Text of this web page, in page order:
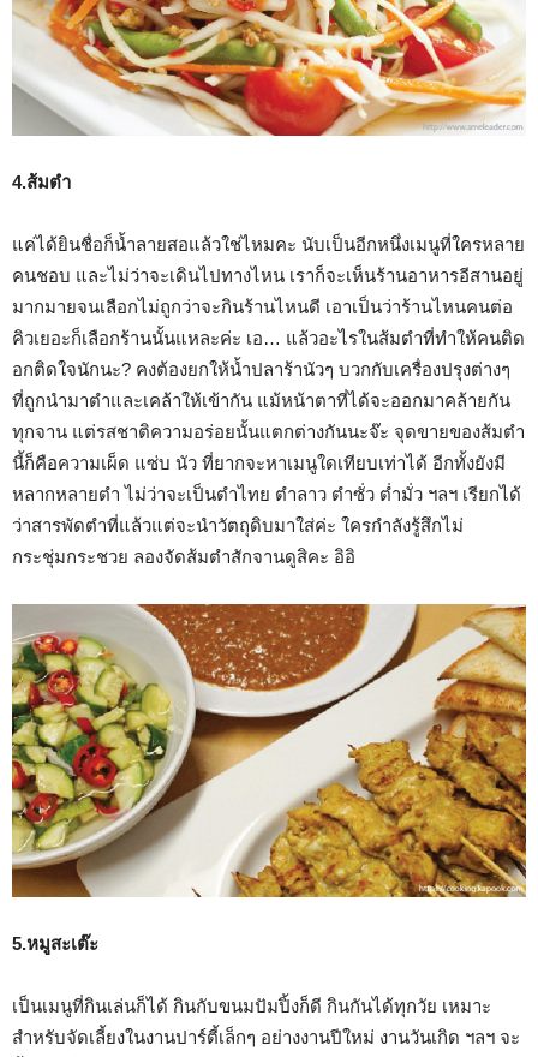
4.ส้มตำ
แค่ได้ยินชื่อก็น้ำลายสอแล้วใช่ไหมคะ นับเป็นอีกหนึ่งเมนูที่ใครหลาย
คนชอบ และไม่ว่าจะเดินไปทางไหน เราก็จะเห็นร้านอาหารอีสานอยู่
มากมายจนเลือกไม่ถูกว่าจะกินร้านไหนดี เอาเป็นว่าร้านไหนคนต่อ
คิวเยอะก็เลือกร้านนั้นแหละค่ะ เอ… แล้วอะไรในส้มตำที่ทำให้คนติด
อกติดใจนักนะ? คงต้องยกให้น้ำปลาร้านัวๆ บวกกับเครื่องปรุงต่างๆ
ที่ถูกนำมาตำและเคล้าให้เข้ากัน แม้หน้าตาที่ได้จะออกมาคล้ายกัน
ทุกจาน แต่รสชาติความอร่อยนั้นแตกต่างกันนะจ๊ะ จุดขายของส้มตำ
นี้ก็คือความเผ็ด แซ่บ นัว ที่ยากจะหาเมนูใดเทียบเท่าได้ อีกทั้งยังมี
หลากหลายตำ ไม่ว่าจะเป็นตำไทย ตำลาว ตำซั่ว ต่ำมั่ว ฯลฯ เรียกได้
ว่าสารพัดตำที่แล้วแต่จะนำวัตถุดิบมาใส่ค่ะ ใครกำลังรู้สึกไม่
กระชุ่มกระชวย ลองจัดส้มตำสักจานดูสิคะ อิอิ
5.หมูสะเต๊ะ
เป็นเมนูที่กินเล่นก็ได้ กินกับขนมปัมปิ้งก็ดี กินกันได้ทุกวัย เหมาะ
สำหรับจัดเลี้ยงในงานปาร์ตี้เล็กๆ อย่างงานปีใหม่ งานวันเกิด ฯลฯ จะ